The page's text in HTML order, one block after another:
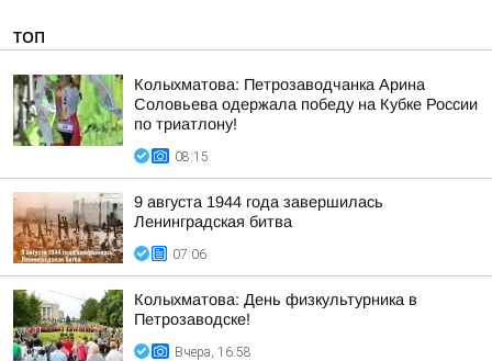
ТОП
Колыхматова: Петрозаводчанка Арина
Соловьева одержала победу на Кубке России
по триатлону!
08:15
9 августа 1944 года завершилась
Ленинградская битва
07:06
Колыхматова: День физкультурника в
Петрозаводске!
Вчера, 16:58